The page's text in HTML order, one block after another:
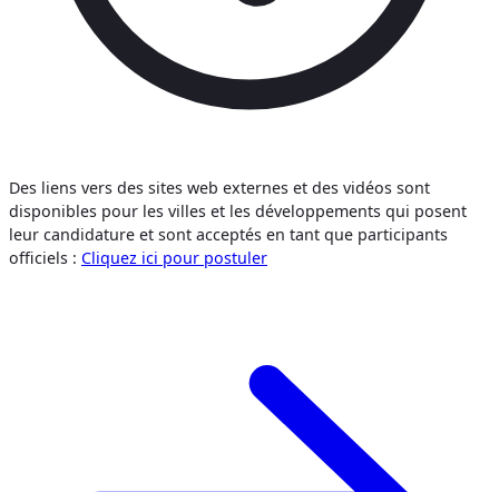
Des liens vers des sites web externes et des vidéos sont
disponibles pour les villes et les développements qui posent
leur candidature et sont acceptés en tant que participants
officiels : Cliquez ici pour postuler